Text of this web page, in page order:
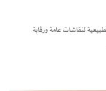
لنقاشات عامة ورقابة